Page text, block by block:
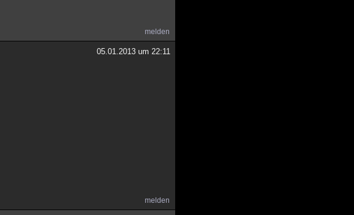
melden
05.01.2013 um 22:11
melden